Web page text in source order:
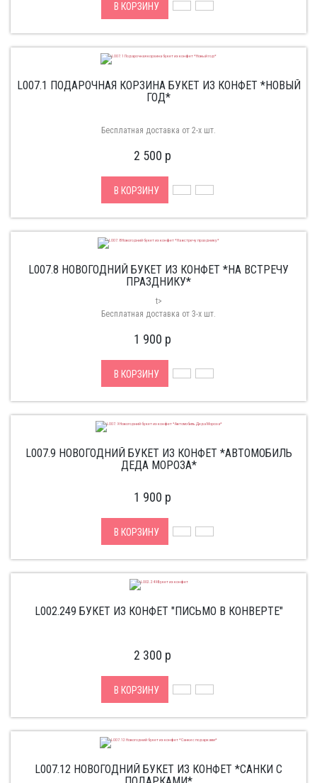
В КОРЗИНУ
L007.1 ПОДАРОЧНАЯ КОРЗИНА БУКЕТ ИЗ КОНФЕТ *НОВЫЙ
ГОД*
Бесплатная доставка от 2-х шт.
2 500 p
В КОРЗИНУ
L007.8 НОВОГОДНИЙ БУКЕТ ИЗ КОНФЕТ *НА ВСТРЕЧУ
ПРАЗДНИКУ*
t>
Бесплатная доставка от 3-х шт.
1 900 p
В КОРЗИНУ
L007.9 НОВОГОДНИЙ БУКЕТ ИЗ КОНФЕТ *АВТОМОБИЛЬ
ДЕДА МОРОЗА*
1 900 p
В КОРЗИНУ
L002.249 БУКЕТ ИЗ КОНФЕТ "ПИСЬМО В КОНВЕРТЕ"
2 300 p
В КОРЗИНУ
L007.12 НОВОГОДНИЙ БУКЕТ ИЗ КОНФЕТ *САНКИ С